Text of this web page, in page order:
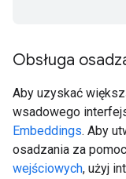
Obsługa
Aby uzyskać
wsadowego
Embeddings. Aby
osadzania za
wejściowych, użyj